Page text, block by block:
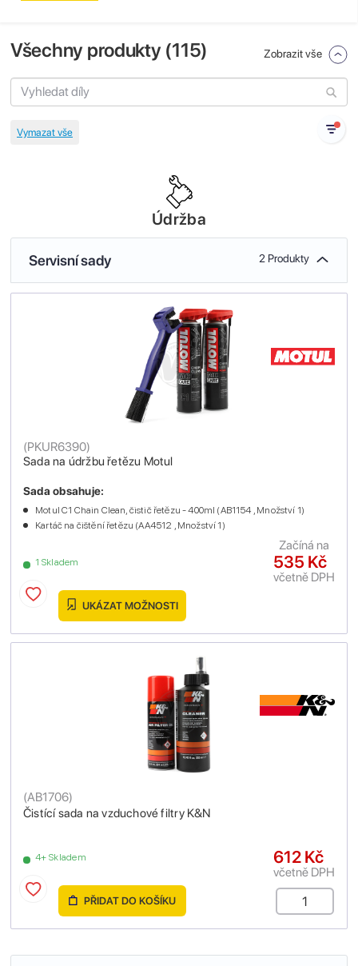
Všechny produkty (115) Zobrazit vše
Údržba
Servisní sady 2 Produkty
Sada na údržbu řetězu Motul
(PKUR6390)
1 Skladem
Sada obsahuje:
Motul C1 Chain Clean, čistič řetězu - 400ml (AB1154 , Množství 1)
Kartáč na čištění řetězu (AA4512 , Množství 1)
535 Kč
včetně DPH
Začíná na
UKÁZAT MOŽNOSTI
Čistící sada na vzduchové filtry K&N
(AB1706)
4+ Skladem 612 Kč
včetně DPH
PŘIDAT DO KOŠÍKU